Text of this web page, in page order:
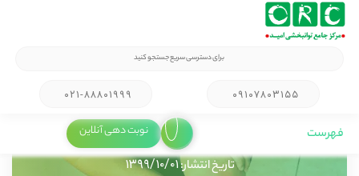
۰۲۱-۸۸۸۰۱۹۹۹ ۰۹۱۰۷۸۰۳۱۵۵
فهرست نوبت دهی آنلاین
>مجله آموزشی
پرسشنامه ارزیابی شدت آرتروز زانو
تاریخ انتشار:۱۳۹۹/۱۰/۰۱